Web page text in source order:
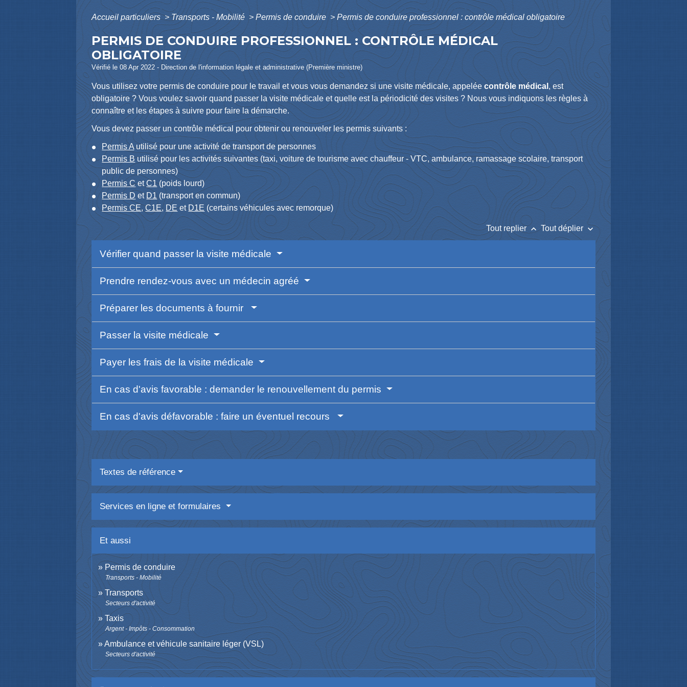
Accueil particuliers> Transports - Mobilité > Permis de conduire > Permis de conduire professionnel : contrôle médical obligatoire
PERMIS DE CONDUIRE PROFESSIONNEL : CONTRÔLE MÉDICAL
OBLIGATOIRE
Vérifié le 08 Apr 2022 - Direction de l'information légale et administrative (Première ministre)
Vous utilisez votre permis de conduire pour le travail et vous vous demandez si une visite médicale, appeléecontrôle médical , est
obligatoire ? Vous voulez savoir quand passer la visite médicale et quelle est la périodicité des visites ? Nous vous indiquons les règles à
connaître et les étapes à suivre pour faire la démarche.
Vous devez passer un contrôle médical pour obtenir ou renouveler les permis suivants :
Permis Autilisé pour une activité de transport de personnes
Permis Butilisé pour les activités suivantes (taxi, voiture de tourisme avec chauffeur - VTC, ambulance, ramassage scolaire, transport
public de personnes)
Permis CetC1(poids lourd)
Permis D etD1(transport en commun)
Permis CE,C1E, DEetD1E (certains véhicules avec remorque)
Tout replierkeyboard_arrow_up Tout déplier keyboard_arrow_down
Vérifier quand passer la visite médicale
Prendre rendez-vous avec un médecin agréé
Préparer les documents à fournir
Passer la visite médicale
Payer les frais de la visite médicale
En cas d'avis favorable : demander le renouvellement du permis
En cas d'avis défavorable : faire un éventuel recours
Textes de référence
Services en ligne et formulaires
Et aussi
Permis de conduire
Transports - Mobilité
Transports
Secteurs d'activité
Taxis
Argent - Impôts - Consommation
Ambulance et véhicule sanitaire léger (VSL)
Secteurs d'activité